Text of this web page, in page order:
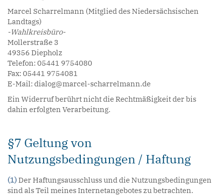
Marcel Scharrelmann (Mitglied des Niedersächsischen
Landtags)
-Wahlkreisbüro-
Mollerstraße 3
49356 Diepholz
Telefon: 05441 9754080
Fax: 05441 9754081
E-Mail: dialog@marcel-scharrelmann.de
Ein Widerruf berührt nicht die Rechtmäßigkeit der bis
dahin erfolgten Verarbeitung.
§7 Geltung von
Nutzungsbedingungen / Haftung
(1)Der Haftungsausschluss und die Nutzungsbedingungen
sind als Teil meines Internetangebotes zu betrachten.